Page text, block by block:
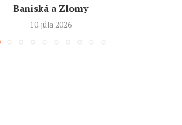
Baniská a Zlomy
10. júla 2026